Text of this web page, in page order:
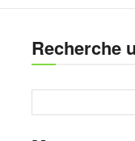
Recherche